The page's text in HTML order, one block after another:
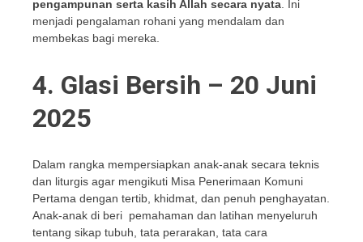
pengampunan serta kasih Allah secara nyata. Ini
menjadi pengalaman rohani yang mendalam dan
membekas bagi mereka.
4. Glasi Bersih – 20 Juni
2025
Dalam rangka mempersiapkan anak-anak secara teknis
dan liturgis agar mengikuti Misa Penerimaan Komuni
Pertama dengan tertib, khidmat, dan penuh penghayatan.
Anak-anak di beri pemahaman dan latihan menyeluruh
tentang sikap tubuh, tata perarakan, tata cara